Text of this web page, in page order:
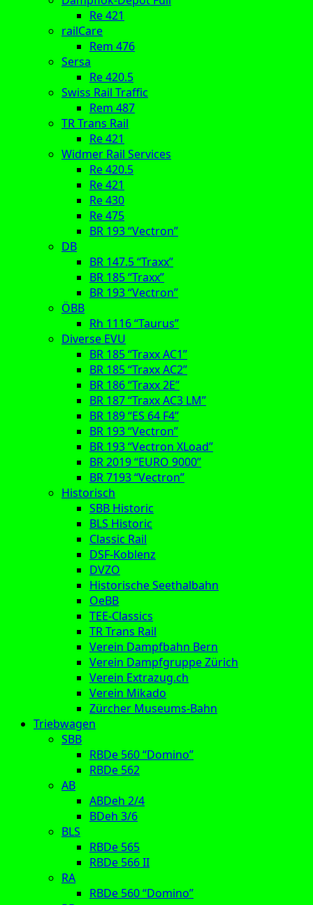
Re 421
railCare
Rem 476
Sersa
Re 420.5
Swiss Rail Traffic
Rem 487
TR Trans Rail
Re 421
Widmer Rail Services
Re 420.5
Re 421
Re 430
Re 475
BR 193 “Vectron”
DB
BR 147.5 “Traxx”
BR 185 “Traxx”
BR 193 “Vectron”
ÖBB
Rh 1116 “Taurus”
Diverse EVU
BR 185 “Traxx AC1”
BR 185 “Traxx AC2”
BR 186 “Traxx 2E”
BR 187 “Traxx AC3 LM”
BR 189 “ES 64 F4”
BR 193 “Vectron”
BR 193 “Vectron XLoad”
BR 2019 “EURO 9000”
BR 7193 “Vectron”
Historisch
SBB Historic
BLS Historic
Classic Rail
DSF-Koblenz
DVZO
Historische Seethalbahn
OeBB
TEE-Classics
TR Trans Rail
Verein Dampfbahn Bern
Verein Dampfgruppe Zürich
Verein Extrazug.ch
Verein Mikado
Zürcher Museums-Bahn
Triebwagen
SBB
RBDe 560 “Domino”
RBDe 562
AB
ABDeh 2/4
BDeh 3/6
BLS
RBDe 565
RBDe 566 II
RA
RBDe 560 “Domino”